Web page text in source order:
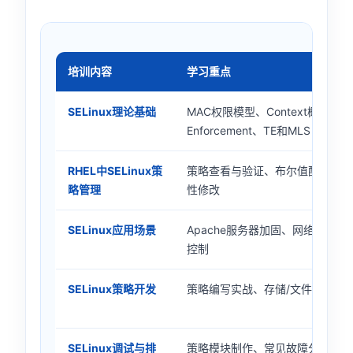
培训内容 学习重点
SELinux理论基础
MAC权限模型、Context概念、
Enforcement、TE和MLS
RHEL中SELinux策
略管理
策略查看与验证、布尔值配置、
性修改
SELinux应用场景
Apache服务器加固、网络服务隔
控制
SELinux策略开发 策略编写实战、存储/文件/网络套
SELinux调试与排 策略模块制作、常见故障分析、